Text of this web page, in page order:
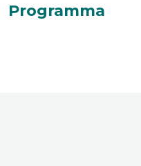
Programma